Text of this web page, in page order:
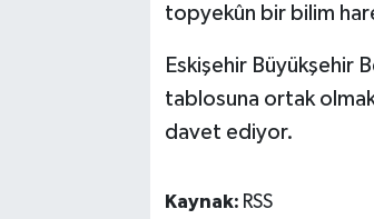
topyekûn bir bilim
Eskişehir Büyükşehir
tablosuna ortak
davet ediyor.
Kaynak: RSS